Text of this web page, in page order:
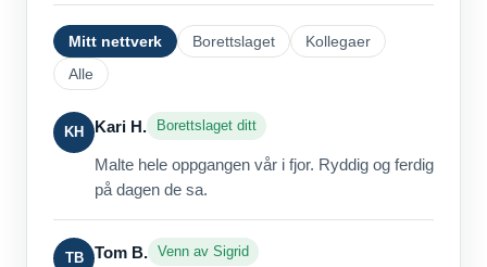
Mitt nettverk Borettslaget
Kollegaer
Alle
KH Kari H. Borettslaget ditt
Malte hele oppgangen vår i fjor. Ryddig og ferdig
på dagen de sa.
TB Tom B. Venn av Sigrid